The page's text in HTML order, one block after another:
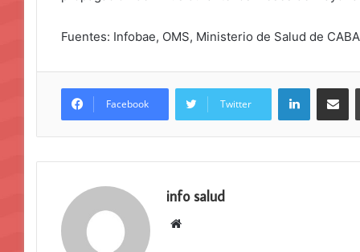
Fuentes: Infobae, OMS, Ministerio de Salud de CABA
Facebook Twitter
LinkedIn
info salud
Sitio